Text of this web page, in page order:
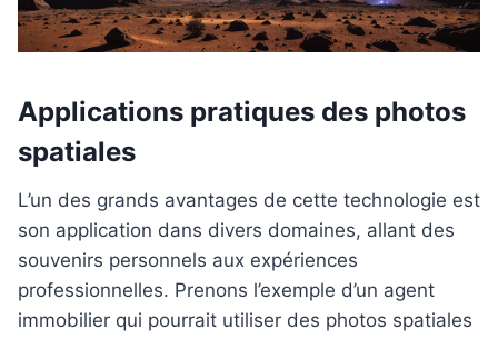
Applications pratiques des photos
spatiales
L’un des grands avantages de cette technologie est
son application dans divers domaines, allant des
souvenirs personnels aux expériences
professionnelles. Prenons l’exemple d’un agent
immobilier qui pourrait utiliser des photos spatiales